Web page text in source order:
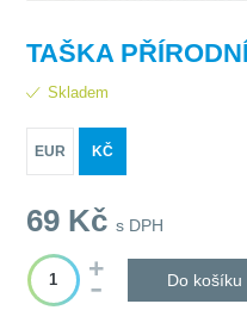
TAŠKA
Skladem
EUR KČ
69 Kčs DPH
Do košíku